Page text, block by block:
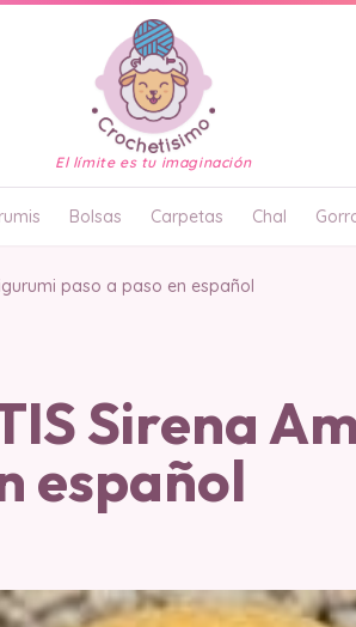
El límite es tu imaginación
Bolsas Carpetas Chal
paso a paso en español
Sirena
español